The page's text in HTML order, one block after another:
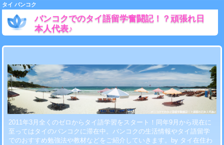
タイ バンコク
バンコクでのタイ語留学奮闘記！？頑張れ日
本人代表♪
2011年3月全くのゼロからタイ語学習をスタート！同年9月から現在に
至ってはタイのバンコクに滞在中。バンコクの生活情報やタイ語留学
でのおすすめ勉強法や教材などをご紹介していきます。by タイ在住わ